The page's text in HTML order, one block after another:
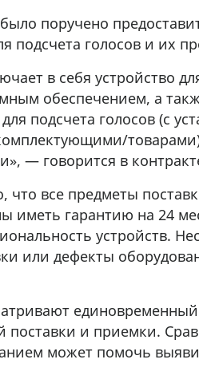
поручено
подсчета голосов и их
в себя устройство
обеспечением, а
подсчета голосов (с
— говорится в
что все предметы
иметь гарантию на 24
устройств.
или дефекты
поставки и приемки.
может помочь